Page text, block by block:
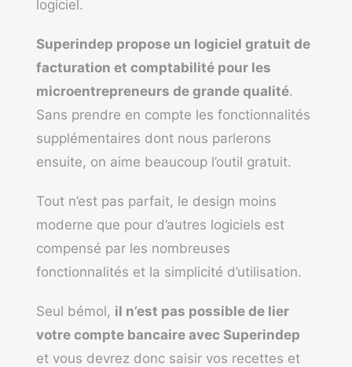
logiciel.
Superindep propose un logiciel gratuit de
facturation et comptabilité pour les
microentrepreneurs de grande qualité.
Sans prendre en compte les fonctionnalités
supplémentaires dont nous parlerons
ensuite, on aime beaucoup l’outil gratuit.
Tout n’est pas parfait, le design moins
moderne que pour d’autres logiciels est
compensé par les nombreuses
fonctionnalités et la simplicité d’utilisation.
Seul bémol, il n’est pas possible de lier
votre compte bancaire avec Superindep
et vous devrez donc saisir vos recettes et